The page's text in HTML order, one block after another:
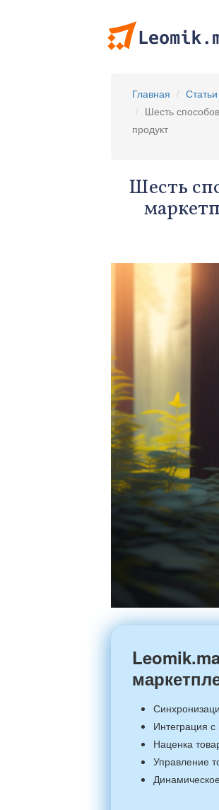
Главная
Статьи
Шесть
продукт
Шесть
Интеграция
Наценка
Управление